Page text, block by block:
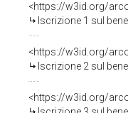
<https://w3id.org/
Iscrizione 1 sul
<https://w3id.org/
Iscrizione 2 sul
<https://w3id.org/